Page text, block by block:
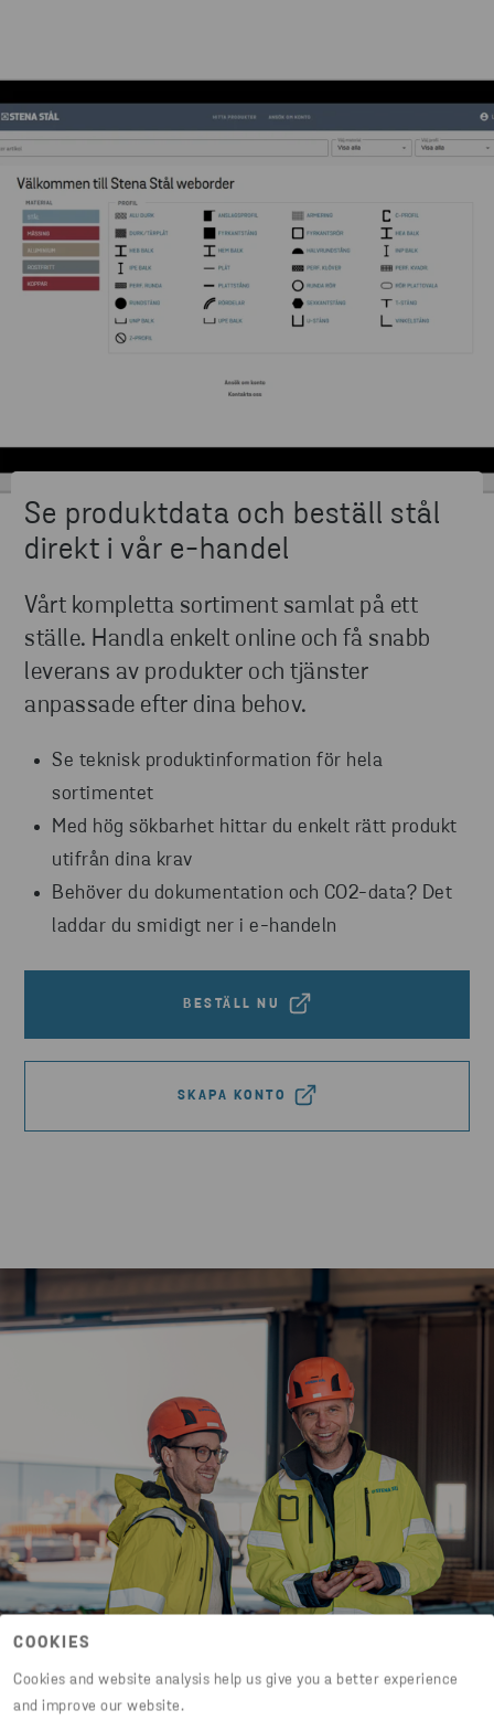
COOKIES
Cookies and website analysis help us give you a better experience
and improve our website.
Se produktdata och beställ stål
direkt i vår e-handel
Vårt kompletta sortiment samlat på ett
ställe. Handla enkelt online och få snabb
leverans av produkter och tjänster
anpassade efter dina behov.
Se teknisk produktinformation för hela
sortimentet
Med hög sökbarhet hittar du enkelt rätt produkt
utifrån dina krav
Behöver du dokumentation och CO2-data? Det
laddar du smidigt ner i e-handeln
BESTÄLL NU
SKAPA KONTO